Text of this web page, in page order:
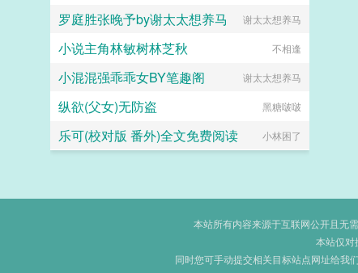
罗庭胜张晚予by谢太太想养马 谢太太想养马
小说主角林敏树林芝秋 不相逢
小混混强乖乖女BY笔趣阁 谢太太想养马
纵欲(父女)无防盗 黑糖啵啵
乐可(校对版 番外)全文免费阅读 小林困了
本站所有内容来源于互联网公开且无
本站仅对
同时您可手动提交相关目标站点网址给我